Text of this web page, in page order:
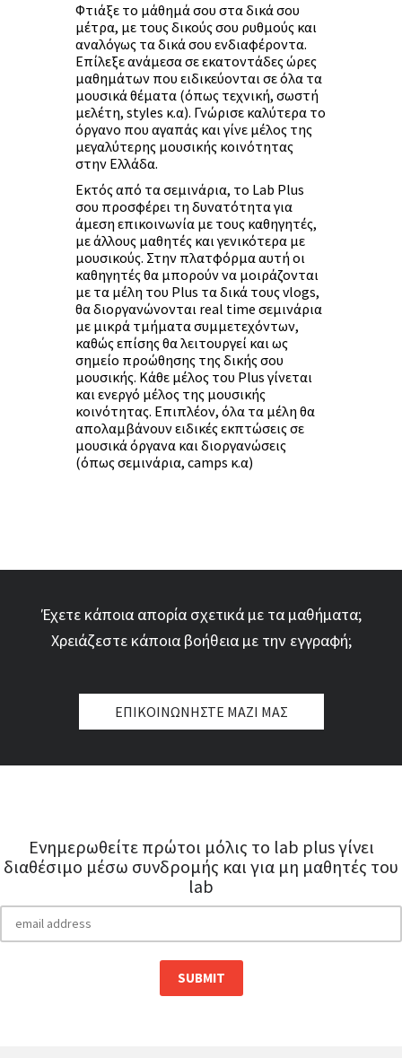
Φτιάξε το μάθημά σου στα δικά σου
μέτρα, με τους δικούς σου ρυθμούς και
αναλόγως τα δικά σου ενδιαφέροντα.
Επίλεξε ανάμεσα σε εκατοντάδες ώρες
μαθημάτων που ειδικεύονται σε όλα τα
μουσικά θέματα (όπως τεχνική, σωστή
μελέτη, styles κ.α). Γνώρισε καλύτερα το
όργανο που αγαπάς και γίνε μέλος της
μεγαλύτερης μουσικής κοινότητας
στην Ελλάδα.
Εκτός από τα σεμινάρια, το Lab Plus
σου προσφέρει τη δυνατότητα για
άμεση επικοινωνία με τους καθηγητές,
με άλλους μαθητές και γενικότερα με
μουσικούς. Στην πλατφόρμα αυτή οι
καθηγητές θα μπορούν να μοιράζονται
με τα μέλη του Plus τα δικά τους vlogs,
θα διοργανώνονται real time σεμινάρια
με μικρά τμήματα συμμετεχόντων,
καθώς επίσης θα λειτουργεί και ως
σημείο προώθησης της δικής σου
μουσικής. Κάθε μέλος του Plus γίνεται
και ενεργό μέλος της μουσικής
κοινότητας. Επιπλέον, όλα τα μέλη θα
απολαμβάνουν ειδικές εκπτώσεις σε
μουσικά όργανα και διοργανώσεις
(όπως σεμινάρια, camps κ.α)
Έχετε κάποια απορία σχετικά με τα μαθήματα;
Χρειάζεστε κάποια βοήθεια με την εγγραφή;
ΕΠΙΚΟΙΝΩΝΗΣΤΕ ΜΑΖΙ ΜΑΣ
Ενημερωθείτε πρώτοι μόλις το lab plus γίνει
διαθέσιμο μέσω συνδρομής και για μη μαθητές του
lab